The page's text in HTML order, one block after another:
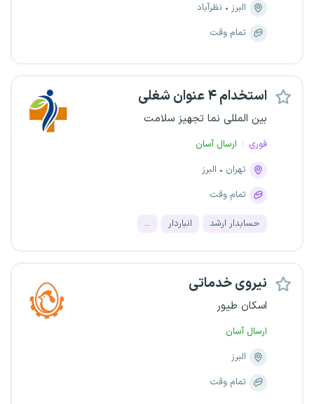
البرز
نظرآباد
تمام وقت
استخدام ۴ عنوان شغلی
بین المللی نما تجهیز سلامت
فوری
ارسال آسان
تهران
البرز
تمام وقت
حسابدار ارشد انباردار ...
نیروی خدماتی
اسکان طیور
ارسال آسان
البرز
تمام وقت